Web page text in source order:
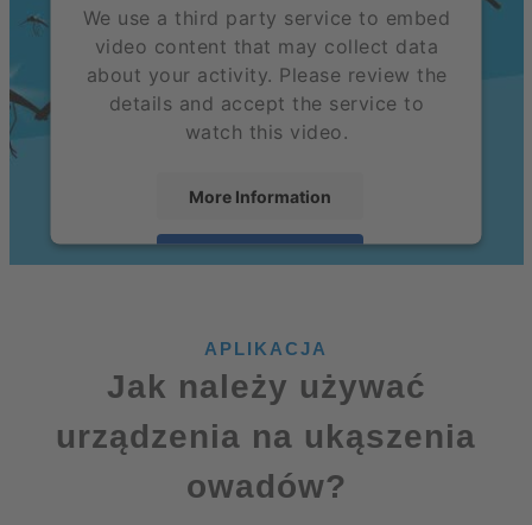
We use a third party service to embed
video content that may collect data
about your activity. Please review the
details and accept the service to
watch this video.
More Information
APLIKACJA
Jak należy używać
urządzenia na ukąszenia
owadów?